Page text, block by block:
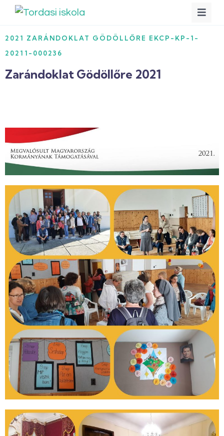
2021 ZARÁNDOKLAT GÖDÖLLŐRE EKCP-KP-1-
20211-000236
Zarándoklat Gödöllőre 2021